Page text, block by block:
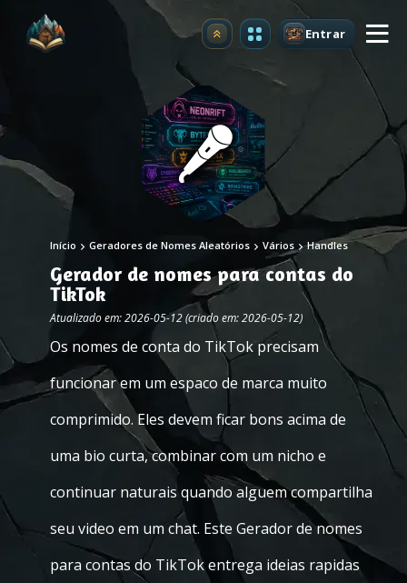
Atualizar Entrar
Início Geradores de Nomes Aleatórios Vários Handles
Gerador de nomes para contas do
TikTok
Atualizado em: 2026-05-12 (criado em: 2026-05-12)
Os nomes de conta do TikTok precisam
funcionar em um espaco de marca muito
comprimido. Eles devem ficar bons acima de
uma bio curta, combinar com um nicho e
continuar naturais quando alguem compartilha
seu video em um chat. Este Gerador de nomes
para contas do TikTok entrega ideias rapidas